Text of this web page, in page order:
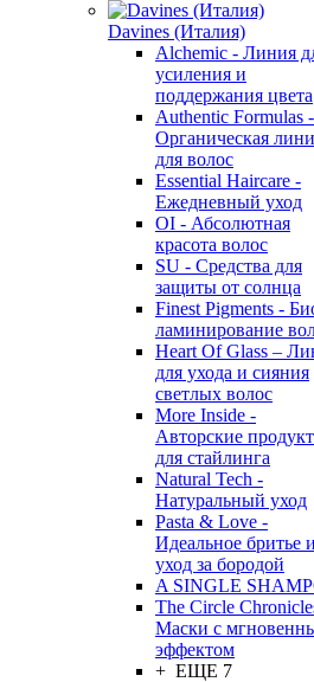
Davines (Италия)
Alchemic - Линия
усиления и
поддержания цвета
Authentic Formulas -
Органическая
для волос
Essential Haircare -
Eжедневный уход
OI - Абсолютная
красота волос
SU - Средства для
защиты от солнца
Finest Pigments -
ламинирование
Heart Of Glass –
для ухода и сияния
светлых волос
More Inside -
Авторские
для стайлинга
Natural Tech -
Натуральный уход
Pasta & Love -
Идеальное бритье и
уход за бородой
A SINGLE
The Circle
Маски с
эффектом
+ ЕЩЕ 7